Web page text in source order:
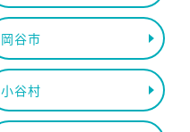
岡谷市
小谷村